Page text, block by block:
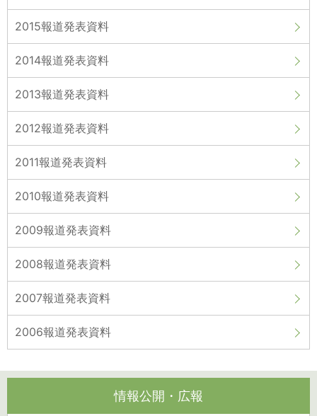
2015報道発表資料
2014報道発表資料
2013報道発表資料
2012報道発表資料
2011報道発表資料
2010報道発表資料
2009報道発表資料
2008報道発表資料
2007報道発表資料
2006報道発表資料
情報公開・広報